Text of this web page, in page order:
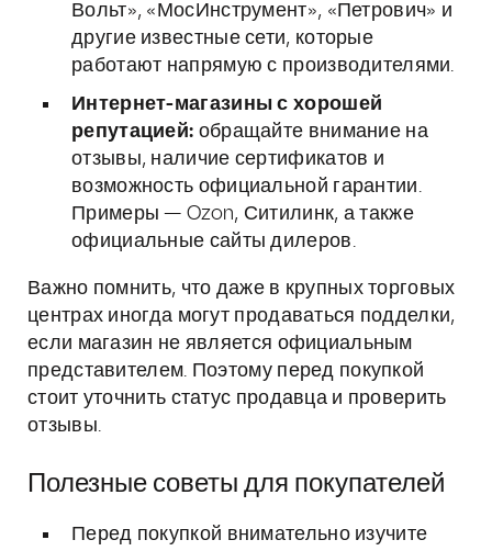
Вольт», «МосИнструмент», «Петрович» и
другие известные сети, которые
работают напрямую с производителями.
Интернет-магазины с хорошей
репутацией: обращайте внимание на
отзывы, наличие сертификатов и
возможность официальной гарантии.
Примеры — Ozon, Ситилинк, а также
официальные сайты дилеров.
Важно помнить, что даже в крупных торговых
центрах иногда могут продаваться подделки,
если магазин не является официальным
представителем. Поэтому перед покупкой
стоит уточнить статус продавца и проверить
отзывы.
Полезные советы для покупателей
Перед покупкой внимательно изучите